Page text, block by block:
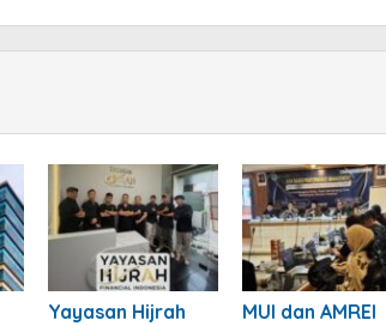
Yayasan Hijrah
MUI dan AMREI